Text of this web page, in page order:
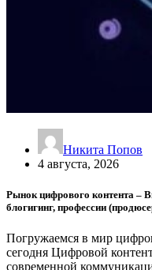
Никита Попов
4 августа, 2026
Рынок цифрового контента –
блогигинг, профессии
Погружаемся в мир
сегодня Цифровой
современной